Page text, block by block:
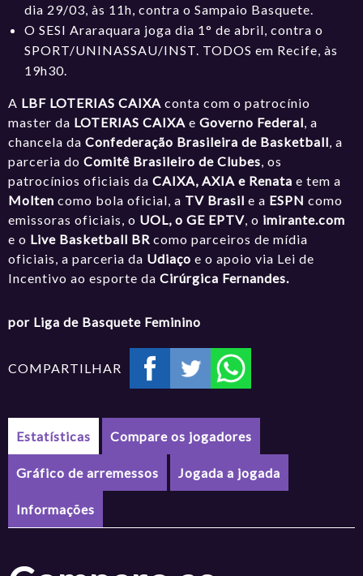
dia 29/03, às 11h, contra o Sampaio Basquete.
O SESI Araraquara joga dia 1° de abril, contra o
SPORT/UNINASSAU/INST. TODOS em Recife, às
19h30.
A LBF LOTERIAS CAIXAconta com o patrocínio
master da LOTERIAS CAIXA eGoverno Federal, a
chancela daConfederação Brasileira de Basketball, a
parceria do Comitê Brasileiro de Clubes, os
patrocínios oficiais daCAIXA, AXIA e Renata e tem a
Molten como bola oficial, a TV Brasil e a ESPNcomo
emissoras oficiais, o UOL, o GE EPTV, o imirante.com
e o Live Basketball BR como parceiros de mídia
oficiais, a parceria da Udiaço e o apoio via Lei de
Incentivo ao esporte daCirúrgica Fernandes.
por Liga de Basquete Feminino
COMPARTILHAR
Estatísticas Compare os jogadores
Gráfico de arremessos Jogada a jogada
Informações